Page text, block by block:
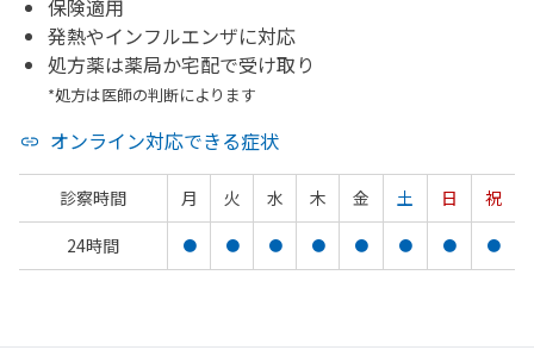
保険適用
発熱やインフルエンザに対応
処方薬は薬局か宅配で受け取り
*処方は医師の判断によります
オンライン対応できる症状
診察時間 月 火 水 木 金 土 日
祝
24時間
● ● ● ● ● ● ● ●